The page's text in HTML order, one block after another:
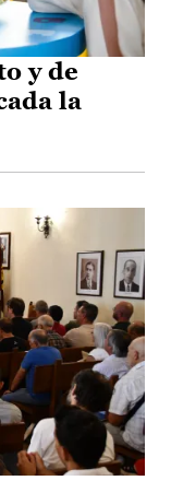
y de
la